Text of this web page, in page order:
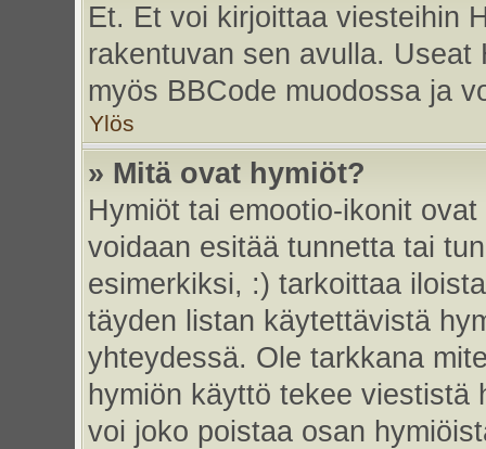
Et. Et voi kirjoittaa viesteihin
rakentuvan sen avulla.
myös BBCode muodossa ja
Ylös
» Mitä ovat hymiöt?
Hymiöt tai emootio-ikonit
voidaan esitää tunnetta tai
esimerkiksi, :) tarkoittaa
täyden listan käytettävistä
yhteydessä. Ole tarkkana
hymiön käyttö tekee viestistä
voi joko poistaa osan